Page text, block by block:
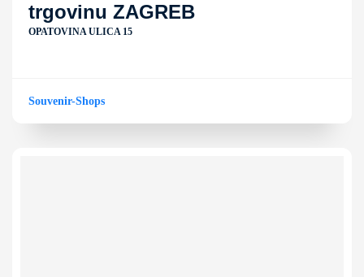
trgovinu ZAGREB
OPATOVINA ULICA 15
Souvenir-Shops